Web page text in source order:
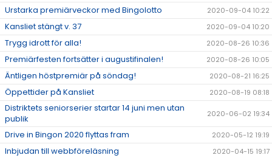
Urstarka premiärveckor med Bingolotto 2020-09-04 10:22
Kansliet stängt v. 37 2020-09-04 10:20
Trygg idrott för alla! 2020-08-26 10:36
Premiärfesten fortsätter i augustifinalen! 2020-08-26 10:05
Äntligen höstpremiär på söndag! 2020-08-21 16:25
Öppettider på Kansliet 2020-08-19 08:18
Distriktets seniorserier startar 14 juni men utan
publik
2020-06-02 19:34
Drive in Bingon 2020 flyttas fram 2020-05-12 19:19
Inbjudan till webbföreläsning 2020-04-15 19:17